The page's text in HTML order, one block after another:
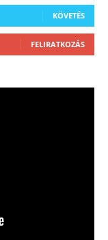
KÖVETÉS
FELIRATKOZÁS